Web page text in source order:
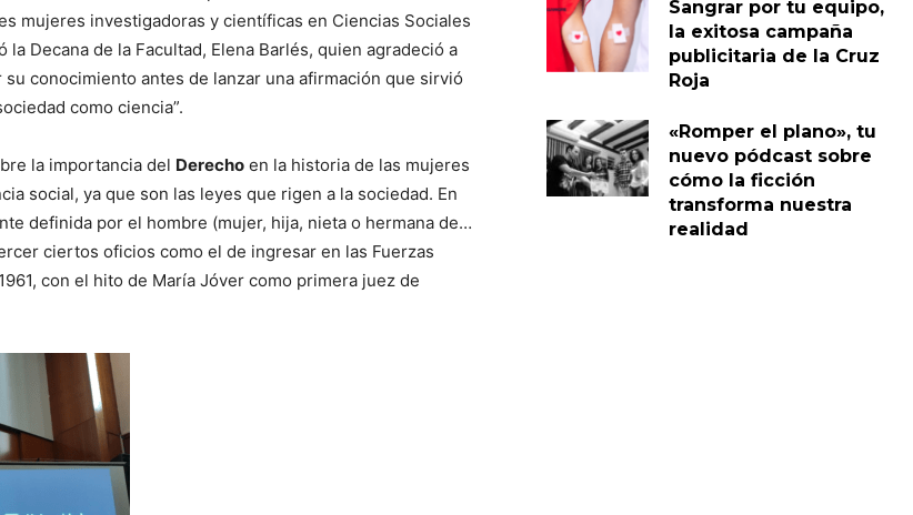
mujeres investigadoras y científicas en Ciencias Sociales
Decana de la Facultad, Elena Barlés, quien agradeció a
conocimiento antes de lanzar una afirmación que sirvió
como ciencia”.
la importancia del Derecho en la historia de las mujeres
social, ya que son las leyes que rigen a la sociedad. En
definida por el hombre (mujer, hija, nieta o hermana de…
ciertos oficios como el de ingresar en las Fuerzas
con el hito de María Jóver como primera juez de
Sangrar por tu equipo,
la exitosa campaña
publicitaria de la Cruz
Roja
«Romper el plano», tu
nuevo pódcast sobre
cómo la ficción
transforma nuestra
realidad